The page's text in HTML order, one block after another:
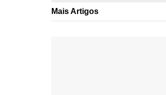
MaisArtigos